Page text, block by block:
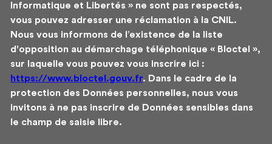
Informatique et Libertés » ne sont pas respectés,
vous pouvez adresser une réclamation à la CNIL.
Nous vous informons de l’existence de la liste
d'opposition au démarchage téléphonique « Bloctel »,
sur laquelle vous pouvez vous inscrire ici :
https://www.bloctel.gouv.fr. Dans le cadre de la
protection des Données personnelles, nous vous
invitons à ne pas inscrire de Données sensibles dans
le champ de saisie libre.